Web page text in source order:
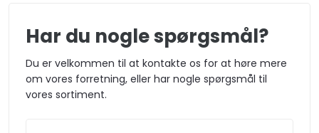
Har du nogle spørgsmål?​​
Du er velkommen til at kontakte os for at høre mere
om vores forretning, eller har nogle spørgsmål til
vores sortiment.